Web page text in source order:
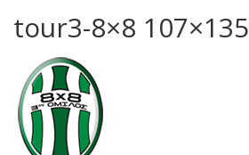
tour3-8×8 107×135